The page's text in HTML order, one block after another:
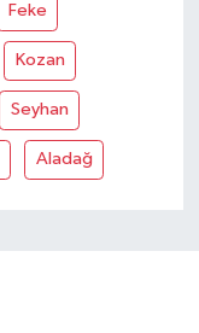
Feke
Kozan
Seyhan
Aladağ